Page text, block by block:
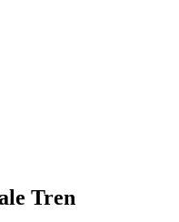
Tren